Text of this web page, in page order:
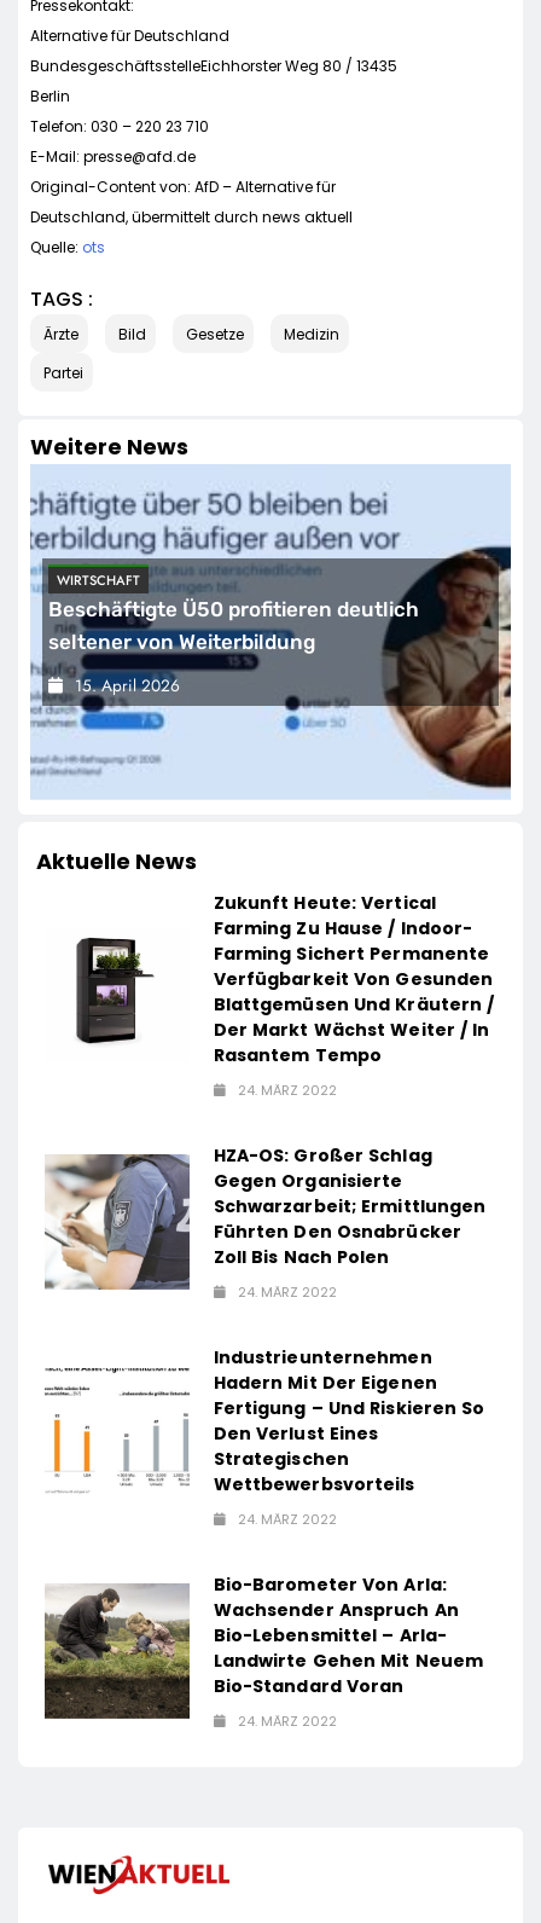
Pressekontakt:
Alternative für Deutschland
BundesgeschäftsstelleEichhorster Weg 80 / 13435
Berlin
Telefon: 030 – 220 23 710
E-Mail: presse@afd.de
Original-Content von: AfD – Alternative für
Deutschland, übermittelt durch news aktuell
Quelle: ots
TAGS :
Ärzte Bild Gesetze
Medizin
Partei
Weitere News
WIRTSCHAFT
Beschäftigte Ü50 profitieren deutlich
seltener von Weiterbildung
15. April 2026
Aktuelle News
Zukunft Heute: Vertical
Farming Zu Hause / Indoor-
Farming Sichert Permanente
Verfügbarkeit Von Gesunden
Blattgemüsen Und Kräutern /
Der Markt Wächst Weiter / In
Rasantem Tempo
24. MÄRZ 2022
HZA-OS: Großer Schlag
Gegen Organisierte
Schwarzarbeit; Ermittlungen
Führten Den Osnabrücker
Zoll Bis Nach Polen
24. MÄRZ 2022
Industrieunternehmen
Hadern Mit Der Eigenen
Fertigung – Und Riskieren So
Den Verlust Eines
Strategischen
Wettbewerbsvorteils
24. MÄRZ 2022
Bio-Barometer Von Arla:
Wachsender Anspruch An
Bio-Lebensmittel – Arla-
Landwirte Gehen Mit Neuem
Bio-Standard Voran
24. MÄRZ 2022